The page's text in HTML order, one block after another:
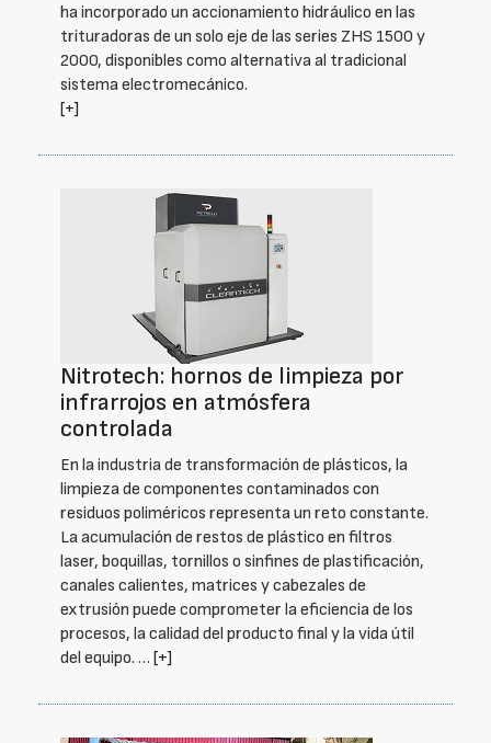
ha incorporado un accionamiento hidráulico en las
trituradoras de un solo eje de las series ZHS 1500 y
2000, disponibles como alternativa al tradicional
sistema electromecánico.
[+]
Nitrotech: hornos de limpieza por
infrarrojos en atmósfera
controlada
En la industria de transformación de plásticos, la
limpieza de componentes contaminados con
residuos poliméricos representa un reto constante.
La acumulación de restos de plástico en filtros
laser, boquillas, tornillos o sinfines de plastificación,
canales calientes, matrices y cabezales de
extrusión puede comprometer la eficiencia de los
procesos, la calidad del producto final y la vida útil
del equipo. … [+]